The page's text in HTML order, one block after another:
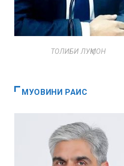
ТОЛИБИ ЛУҚМОН
МУОВИНИ РАИС